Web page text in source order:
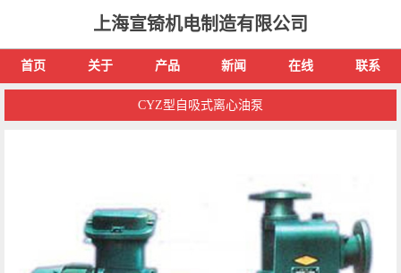
上海宣锜机电制造有限公司
首页 关于 产品 新闻 在线 联系
CYZ型自吸式离心油泵